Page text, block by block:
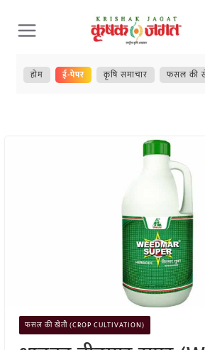
Skip
to
content
होम ई-पेपर कृषि समाचार फसल की
फसल की खेती (CROP CULTIVATION)